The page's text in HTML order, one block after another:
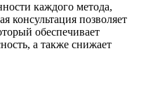
каждого метода,
консультация позволяет
обеспечивает
а также снижает